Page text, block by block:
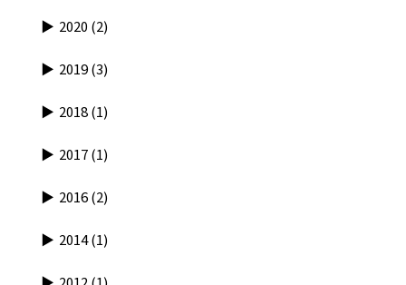
2020 (2)
2019(3)
2018(1)
2017(1)
2016(2)
2014(1)